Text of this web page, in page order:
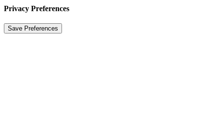
Privacy Preferences